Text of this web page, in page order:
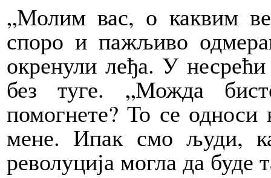
„Молим вас, о каквим
споро и пажљиво
окренули леђа. У
без туге. „Можда
помогнете? То се
мене. Ипак смо људи,
револуција могла да буде